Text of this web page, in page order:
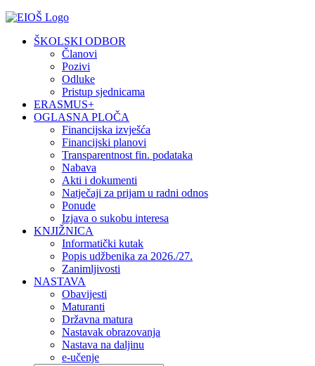
Facebook
YouTube
X
Pinterest
ŠKOLSKI ODBOR
Članovi
Pozivi
Odluke
Pristup sjednicama
ERASMUS+
OGLASNA PLOČA
Financijska izvješća
Financijski planovi
Transparentnost fin. podataka
Nabava
Akti i dokumenti
Natječaji za prijam u radni odnos
Ponude
Izjava o sukobu interesa
KNJIŽNICA
Informatički kutak
Popis udžbenika za 2026./27.
Zanimljivosti
NASTAVA
Obavijesti
Maturanti
Državna matura
Nastavak obrazovanja
Nastava na daljinu
e-učenje